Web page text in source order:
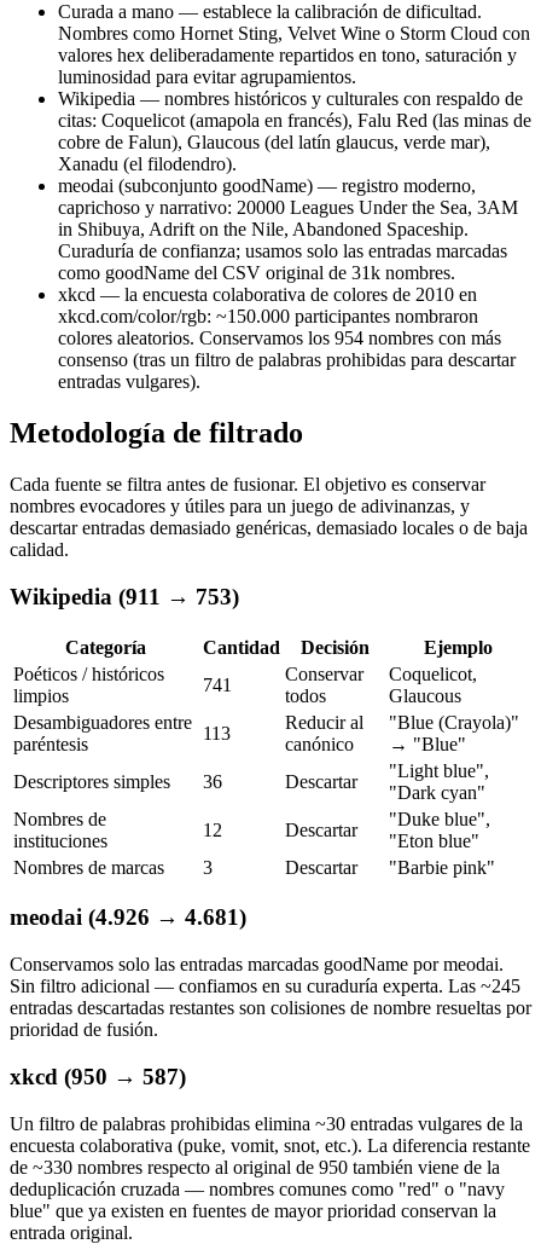
Curada a mano — establece la calibración de dificultad.
Nombres como Hornet Sting, Velvet Wine o Storm Cloud con
valores hex deliberadamente repartidos en tono, saturación y
luminosidad para evitar agrupamientos.
Wikipedia — nombres históricos y culturales con respaldo de
citas: Coquelicot (amapola en francés), Falu Red (las minas de
cobre de Falun), Glaucous (del latín glaucus, verde mar),
Xanadu (el filodendro).
meodai (subconjunto goodName) — registro moderno,
caprichoso y narrativo: 20000 Leagues Under the Sea, 3AM
in Shibuya, Adrift on the Nile, Abandoned Spaceship.
Curaduría de confianza; usamos solo las entradas marcadas
como goodName del CSV original de 31k nombres.
xkcd — la encuesta colaborativa de colores de 2010 en
xkcd.com/color/rgb: ~150.000 participantes nombraron
colores aleatorios. Conservamos los 954 nombres con más
consenso (tras un filtro de palabras prohibidas para descartar
entradas vulgares).
Metodología de filtrado
Cada fuente se filtra antes de fusionar. El objetivo es conservar
nombres evocadores y útiles para un juego de adivinanzas, y
descartar entradas demasiado genéricas, demasiado locales o de baja
calidad.
Wikipedia (911 → 753)
Categoría Cantidad Decisión
Ejemplo
Poéticos / históricos
limpios
741
Conservar
todos
Coquelicot,
Glaucous
Desambiguadores entre
paréntesis
113
Reducir al
canónico
"Blue (Crayola)"
→ "Blue"
Descriptores simples
36 Descartar
"Light blue",
"Dark cyan"
Nombres de
instituciones
12 Descartar
"Duke blue",
"Eton blue"
Nombres de marcas
3 Descartar "Barbie pink"
meodai (4.926 → 4.681)
Conservamos solo las entradas marcadas goodName por meodai.
Sin filtro adicional — confiamos en su curaduría experta. Las ~245
entradas descartadas restantes son colisiones de nombre resueltas por
prioridad de fusión.
xkcd (950 → 587)
Un filtro de palabras prohibidas elimina ~30 entradas vulgares de la
encuesta colaborativa (puke, vomit, snot, etc.). La diferencia restante
de ~330 nombres respecto al original de 950 también viene de la
deduplicación cruzada — nombres comunes como "red" o "navy
blue" que ya existen en fuentes de mayor prioridad conservan la
entrada original.